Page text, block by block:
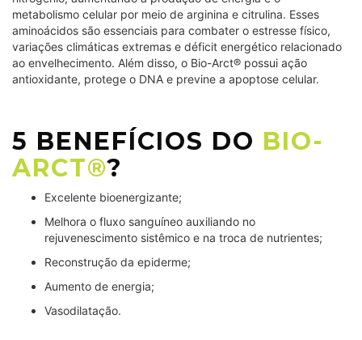
metabolismo celular por meio de arginina e citrulina. Esses
aminoácidos são essenciais para combater o estresse físico,
variações climáticas extremas e déficit energético relacionado
ao envelhecimento. Além disso, o Bio-Arct® possui ação
antioxidante, protege o DNA e previne a apoptose celular.
5 BENEFÍCIOS DO BIO-
ARCT®?
Excelente bioenergizante;
Melhora o fluxo sanguíneo auxiliando no
rejuvenescimento sistêmico e na troca de nutrientes;
Reconstrução da epiderme;
Aumento de energia;
Vasodilatação.